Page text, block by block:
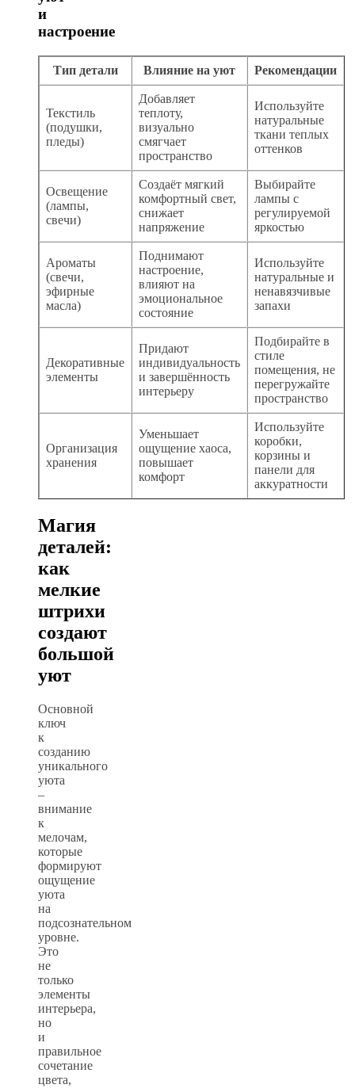
и
настроение
Тип детали Влияние на уют Рекомендации
Текстиль
(подушки,
пледы)
Добавляет
теплоту,
визуально
смягчает
пространство
Используйте
натуральные
ткани теплых
оттенков
Освещение
(лампы,
свечи)
Создаёт мягкий
комфортный свет,
снижает
напряжение
Выбирайте
лампы с
регулируемой
яркостью
Ароматы
(свечи,
эфирные
масла)
Поднимают
настроение,
влияют на
эмоциональное
состояние
Используйте
натуральные и
ненавязчивые
запахи
Декоративные
элементы
Придают
индивидуальность
и завершённость
интерьеру
Подбирайте в
стиле
помещения, не
перегружайте
пространство
Организация
хранения
Уменьшает
ощущение хаоса,
повышает
комфорт
Используйте
коробки,
корзины и
панели для
аккуратности
Магия
деталей:
как
мелкие
штрихи
создают
большой
уют
Основной
ключ
к
созданию
уникального
уюта
–
внимание
к
мелочам,
которые
формируют
ощущение
уюта
на
подсознательном
уровне.
Это
не
только
элементы
интерьера,
но
и
правильное
сочетание
цвета,